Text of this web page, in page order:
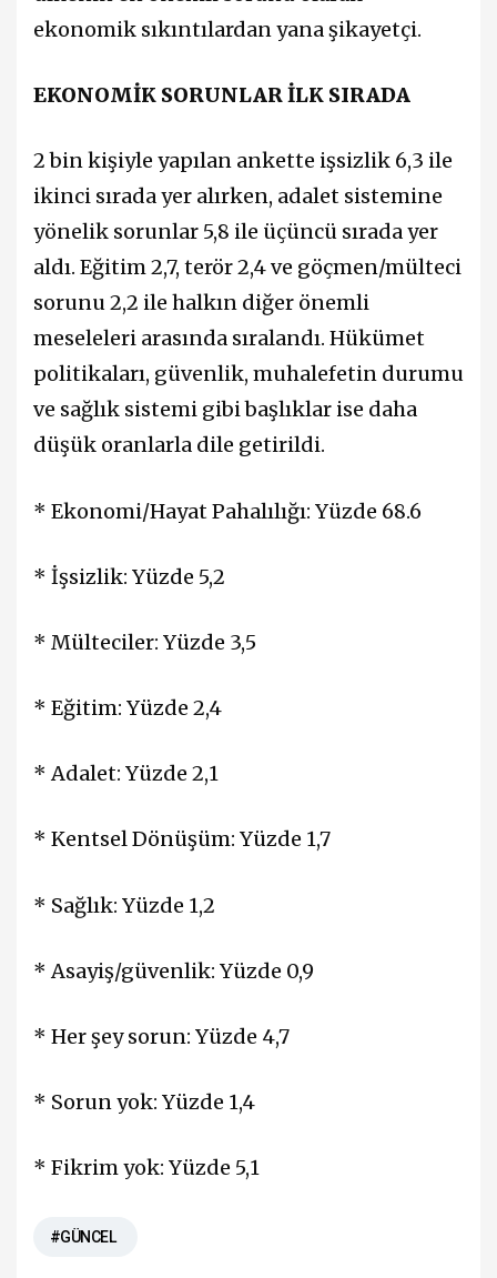
ekonomik sıkıntılardan yana şikayetçi.
EKONOMİK SORUNLAR İLK SIRADA
2 bin kişiyle yapılan ankette işsizlik 6,3 ile
ikinci sırada yer alırken, adalet sistemine
yönelik sorunlar 5,8 ile üçüncü sırada yer
aldı. Eğitim 2,7, terör 2,4 ve göçmen/mülteci
sorunu 2,2 ile halkın diğer önemli
meseleleri arasında sıralandı. Hükümet
politikaları, güvenlik, muhalefetin durumu
ve sağlık sistemi gibi başlıklar ise daha
düşük oranlarla dile getirildi.
* Ekonomi/Hayat Pahalılığı: Yüzde 68.6
* İşsizlik: Yüzde 5,2
* Mülteciler: Yüzde 3,5
* Eğitim: Yüzde 2,4
* Adalet: Yüzde 2,1
* Kentsel Dönüşüm: Yüzde 1,7
* Sağlık: Yüzde 1,2
* Asayiş/güvenlik: Yüzde 0,9
* Her şey sorun: Yüzde 4,7
* Sorun yok: Yüzde 1,4
* Fikrim yok: Yüzde 5,1
#GÜNCEL